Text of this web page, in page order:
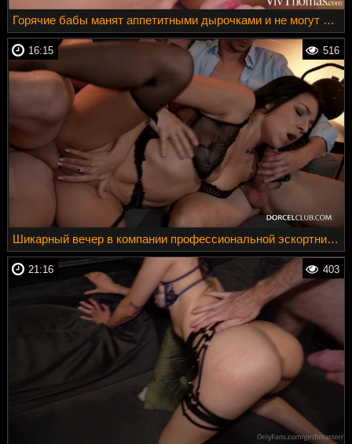
Горячие бабы манят аппетитными дырочками и не могут насытиться
516
16:15
Шикарный вечер в компании профессиональной эскортницы
403
21:16